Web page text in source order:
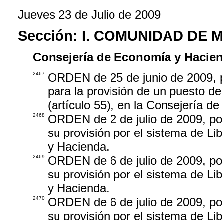
Jueves 23 de Julio de 2009
Sección: I. COMUNIDAD DE
Consejería de Economía y
2467
ORDEN de 25 de junio de
para la provisión de un puesto
(artículo 55), en la Consejería
2468
ORDEN de 2 de julio de 2009,
su provisión por el sistema de
y Hacienda.
2469
ORDEN de 6 de julio de 2009,
su provisión por el sistema de
y Hacienda.
2470
ORDEN de 6 de julio de 2009,
su provisión por el sistema de